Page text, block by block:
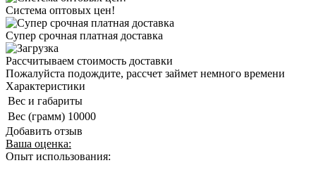
Система оптовых цен!
Супер срочная платная доставка
Рассчитываем стоимость доставки
Пожалуйста подождите, рассчет займет немного времени
Характеристики
Вес и габариты
Вес (грамм) 10000
Добавить отзыв
Ваша оценка:
Опыт использования: